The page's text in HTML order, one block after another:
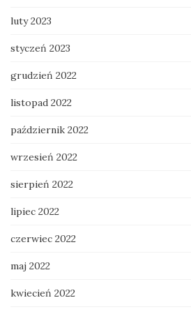
luty 2023
styczeń 2023
grudzień 2022
listopad 2022
październik 2022
wrzesień 2022
sierpień 2022
lipiec 2022
czerwiec 2022
maj 2022
kwiecień 2022